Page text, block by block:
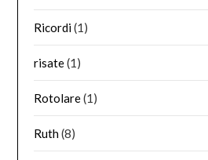
Ricordi(1)
risate(1)
Rotolare(1)
Ruth(8)